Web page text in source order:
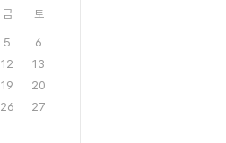
금 토
5
6
12
13
19
20
26
27